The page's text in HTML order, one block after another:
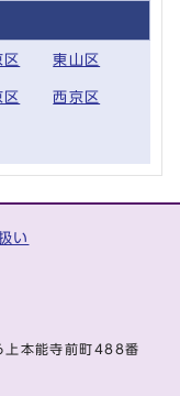
区 東山区
区 西京区
い
本能寺前町488番